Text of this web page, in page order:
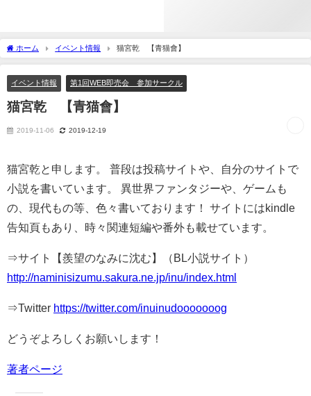
ホーム イベント情報 猫宮乾 【青猫會】
イベント情報 第1回WEB即売会 参加サークル
猫宮乾 【青猫會】
2019-11-06 2019-12-19
猫宮乾と申します。 普段は投稿サイトや、自分のサイトで
小説を書いています。 異世界ファンタジーや、ゲームも
の、現代もの等、色々書いております！ サイトにはkindle
告知頁もあり、時々関連短編や番外も載せています。
⇒サイト【羨望のなみに沈む】（BL小説サイト）
http://naminisizumu.sakura.ne.jp/inu/index.html
⇒Twitter https://twitter.com/inuinudooooooog
どうぞよろしくお願いします！
著者ページ